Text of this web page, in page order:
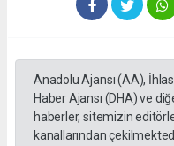
Anadolu Ajansı (AA),
Haber Ajansı (DHA) ve
haberler, sitemizin
kanallarından